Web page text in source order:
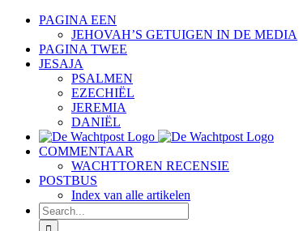
Skip
content
PAGINA EEN
JEHOVAH’S GETUIGEN IN DE MEDIA
PAGINA TWEE
JESAJA
PSALMEN
EZECHIËL
JEREMIA
DANIËL
COMMENTAAR
WACHTTOREN RECENSIE
POSTBUS
Index van alle artikelen
Search
for: